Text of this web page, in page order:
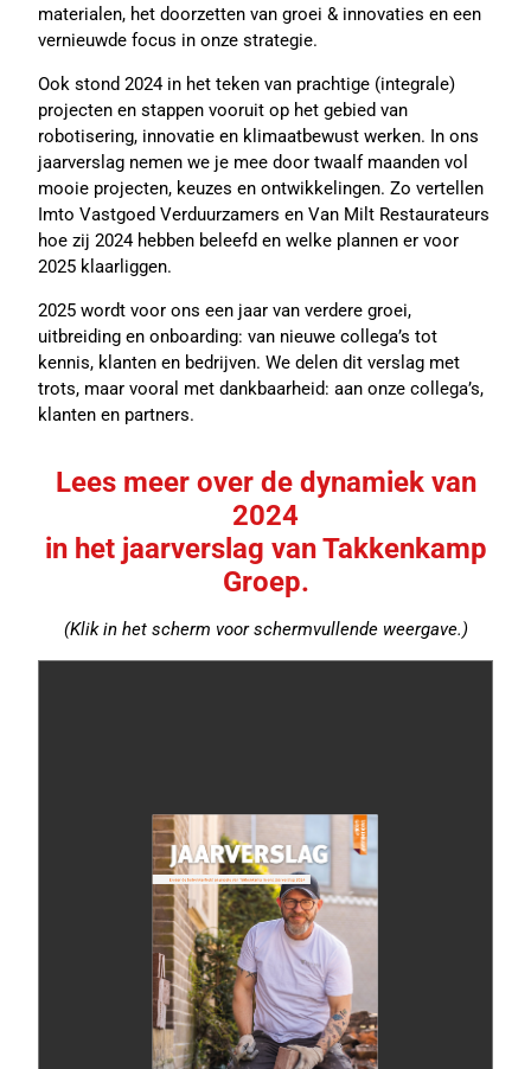
materialen, het doorzetten van groei & innovaties en een
vernieuwde focus in onze strategie.
Ook stond 2024 in het teken van prachtige (integrale)
projecten en stappen vooruit op het gebied van
robotisering, innovatie en klimaatbewust werken. In ons
jaarverslag nemen we je mee door twaalf maanden vol
mooie projecten, keuzes en ontwikkelingen. Zo vertellen
Imto Vastgoed Verduurzamers en Van Milt Restaurateurs
hoe zij 2024 hebben beleefd en welke plannen er voor
2025 klaarliggen.
2025 wordt voor ons een jaar van verdere groei,
uitbreiding en onboarding: van nieuwe collega’s tot
kennis, klanten en bedrijven. We delen dit verslag met
trots, maar vooral met dankbaarheid: aan onze collega’s,
klanten en partners.
Lees meer over de dynamiek van
2024
in het jaarverslag van Takkenkamp
Groep.
(Klik in het scherm voor schermvullende weergave.)